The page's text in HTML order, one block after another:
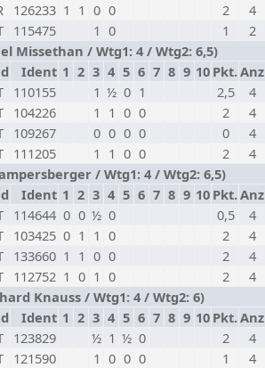
126233 1 1 0 0 2 4
115475 1 0 1 2
Missethan / Wtg1: 4 / Wtg2: 6,5)
Ident 1 2 3 4 5 6 7 8 9 10 Pkt.Anz
110155 1 ½ 0 1 2,5 4
104226 1 1 0 0 2 4
109267 0 0 0 0 0 4
111205 1 1 0 0 2 4
/ Wtg1: 4 / Wtg2: 6,5)
Ident 1 2 3 4 5 6 7 8 9 10 Pkt.Anz
114644 0 0 ½ 0 0,5 4
103425 0 1 1 0 2 4
133660 1 1 0 0 2 4
112752 1 0 1 0 2 4
Knauss / Wtg1: 4 / Wtg2: 6)
Ident 1 2 3 4 5 6 7 8 9 10 Pkt.Anz
123829 ½ 1 ½ 0 2 4
121590 1 0 0 0 1 4